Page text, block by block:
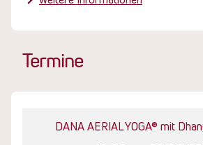
Termine
DANA AERIAL YOGA® mit